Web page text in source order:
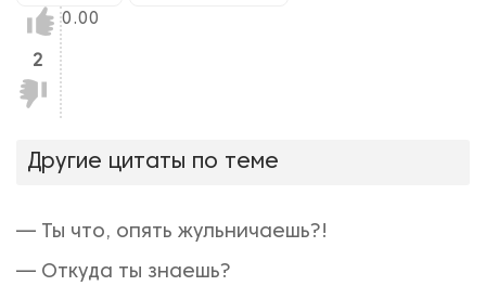
Нравится!
2
Не
нравится!
0.00
Другие цитаты по теме
— Ты что, опять жульничаешь?!
— Откуда ты знаешь?